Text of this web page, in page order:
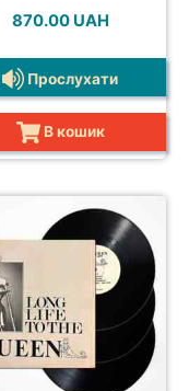
870.00 UAH
Прослухати
В кошик